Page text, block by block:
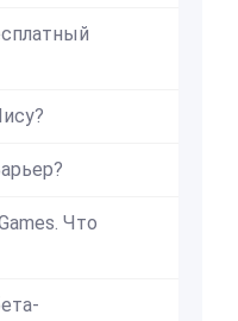
Что